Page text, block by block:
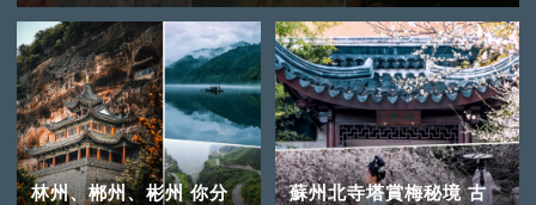
林州、郴州、彬州 你分
蘇州北寺塔賞梅秘境 古